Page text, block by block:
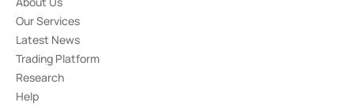
Our Services
Latest News
Trading Platform
Research
Help